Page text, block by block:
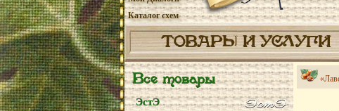
Каталог схем
ТОВАРЫ И УСЛУГИ
Все товары
ЭстЭ